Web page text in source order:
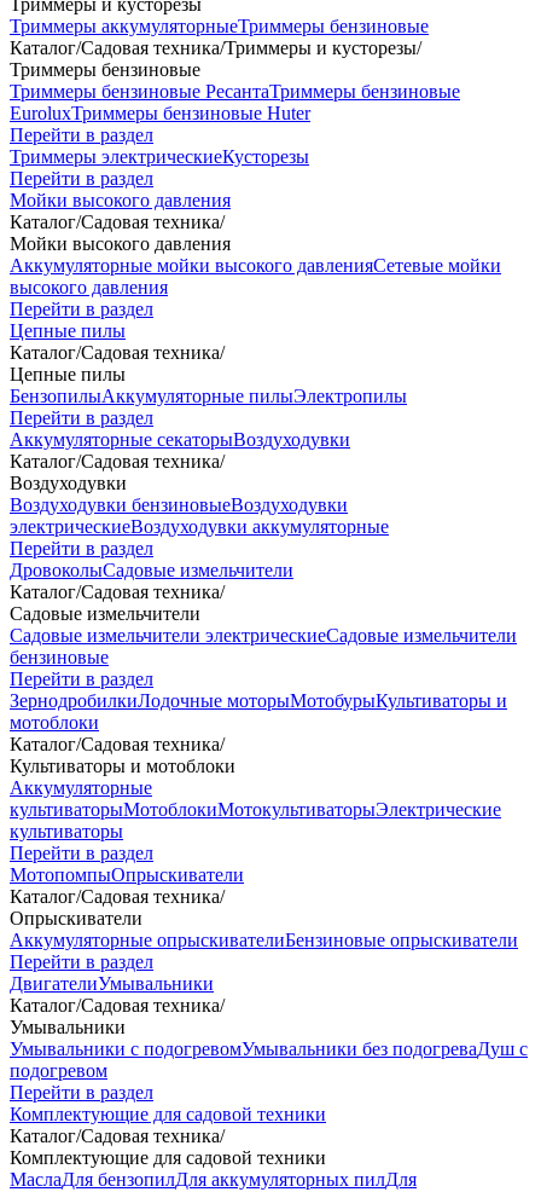
Триммеры и кусторезы
Триммеры аккумуляторныеТриммеры бензиновые
Каталог/Садовая техника/Триммеры и кусторезы/
Триммеры бензиновые
Триммеры бензиновые РесантаТриммеры бензиновые
EuroluxТриммеры бензиновые Huter
Перейти в раздел
Триммеры электрическиеКусторезы
Перейти в раздел
Мойки высокого давления
Каталог/Садовая техника/
Мойки высокого давления
Аккумуляторные мойки высокого давленияСетевые мойки
высокого давления
Перейти в раздел
Цепные пилы
Каталог/Садовая техника/
Цепные пилы
БензопилыАккумуляторные пилыЭлектропилы
Перейти в раздел
Аккумуляторные секаторыВоздуходувки
Каталог/Садовая техника/
Воздуходувки
Воздуходувки бензиновыеВоздуходувки
электрическиеВоздуходувки аккумуляторные
Перейти в раздел
ДровоколыСадовые измельчители
Каталог/Садовая техника/
Садовые измельчители
Садовые измельчители электрическиеСадовые измельчители
бензиновые
Перейти в раздел
ЗернодробилкиЛодочные моторыМотобурыКультиваторы и
мотоблоки
Каталог/Садовая техника/
Культиваторы и мотоблоки
Аккумуляторные
культиваторыМотоблокиМотокультиваторыЭлектрические
культиваторы
Перейти в раздел
МотопомпыОпрыскиватели
Каталог/Садовая техника/
Опрыскиватели
Аккумуляторные опрыскивателиБензиновые опрыскиватели
Перейти в раздел
ДвигателиУмывальники
Каталог/Садовая техника/
Умывальники
Умывальники с подогревомУмывальники без подогреваДуш с
подогревом
Перейти в раздел
Комплектующие для садовой техники
Каталог/Садовая техника/
Комплектующие для садовой техники
МаслаДля бензопилДля аккумуляторных пилДля